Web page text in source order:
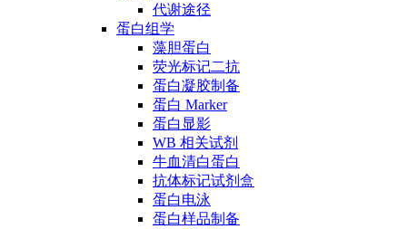
代谢途径
蛋白组学
藻胆蛋白
荧光标记二抗
蛋白凝胶制备
蛋白 Marker
蛋白显影
WB 相关试剂
牛血清白蛋白
抗体标记试剂盒
蛋白电泳
蛋白样品制备